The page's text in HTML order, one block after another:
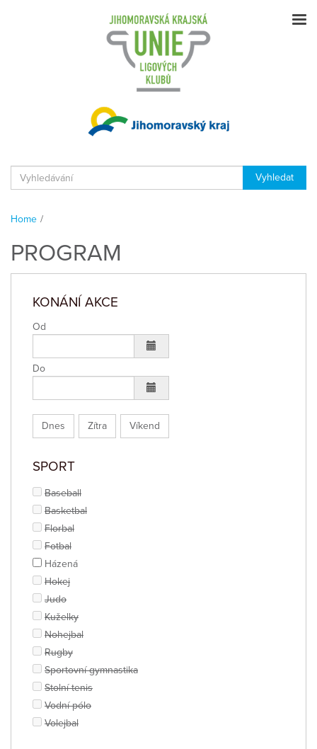
Home /
PROGRAM
KONÁNÍ AKCE
Od
Do
Dnes Zítra Víkend
SPORT
Baseball
Basketbal
Florbal
Fotbal
Házená
Hokej
Judo
Kuželky
Nohejbal
Rugby
Sportovní gymnastika
Stolní tenis
Vodní pólo
Volejbal